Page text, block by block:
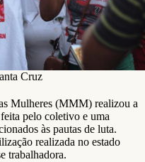
Cruz
Mulheres (MMM) realizou a
pelo coletivo e uma
às pautas de luta.
realizada no estado
trabalhadora.